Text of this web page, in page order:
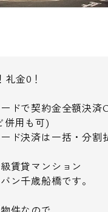
金0！
ドで契約金全額決済
併用も可)
ド決済は一括・分割
賃貸マンション
ン千歳船橋です。